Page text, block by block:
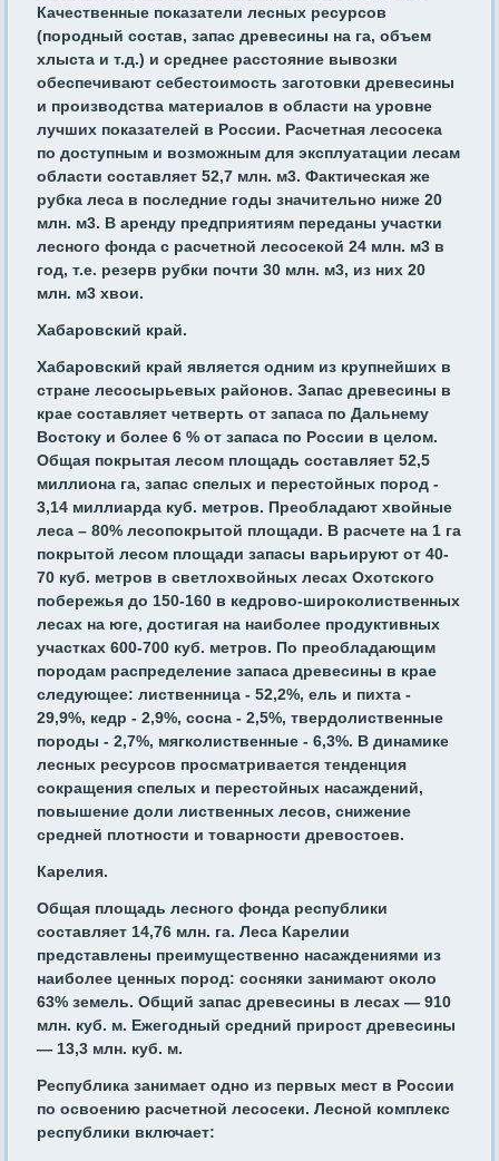
Качественные показатели лесных ресурсов
(породный состав, запас древесины на га, объем
хлыста и т.д.) и среднее расстояние вывозки
обеспечивают себестоимость заготовки древесины
и производства материалов в области на уровне
лучших показателей в России. Расчетная лесосека
по доступным и возможным для эксплуатации лесам
области составляет 52,7 млн. м3. Фактическая же
рубка леса в последние годы значительно ниже 20
млн. м3. В аренду предприятиям переданы участки
лесного фонда с расчетной лесосекой 24 млн. м3 в
год, т.е. резерв рубки почти 30 млн. м3, из них 20
млн. м3 хвои.
Хабаровский край.
Хабаровский край является одним из крупнейших в
стране лесосырьевых районов. Запас древесины в
крае составляет четверть от запаса по Дальнему
Востоку и более 6 % от запаса по России в целом.
Общая покрытая лесом площадь составляет 52,5
миллиона га, запас спелых и перестойных пород -
3,14 миллиарда куб. метров. Преобладают хвойные
леса – 80% лесопокрытой площади. В расчете на 1 га
покрытой лесом площади запасы варьируют от 40-
70 куб. метров в светлохвойных лесах Охотского
побережья до 150-160 в кедрово-широколиственных
лесах на юге, достигая на наиболее продуктивных
участках 600-700 куб. метров. По преобладающим
породам распределение запаса древесины в крае
следующее: лиственница - 52,2%, ель и пихта -
29,9%, кедр - 2,9%, сосна - 2,5%, твердолиственные
породы - 2,7%, мягколиственные - 6,3%. В динамике
лесных ресурсов просматривается тенденция
сокращения спелых и перестойных насаждений,
повышение доли лиственных лесов, снижение
средней плотности и товарности древостоев.
Карелия.
Общая площадь лесного фонда республики
составляет 14,76 млн. га. Леса Карелии
представлены преимущественно насаждениями из
наиболее ценных пород: сосняки занимают около
63% земель. Общий запас древесины в лесах — 910
млн. куб. м. Ежегодный средний прирост древесины
— 13,3 млн. куб. м.
Республика занимает одно из первых мест в России
по освоению расчетной лесосеки. Лесной комплекс
республики включает: